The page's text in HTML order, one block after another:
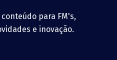
para FM's,
e inovação.